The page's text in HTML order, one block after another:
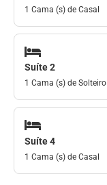
1 Cama (s) de Casal
Suíte 2
1 Cama (s) de Solteiro
Suíte 4
1 Cama (s) de Casal